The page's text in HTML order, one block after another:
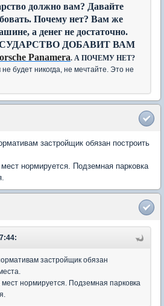
должно вам? Давайте
Почему нет? Вам же
а денег не достаточно.
ДОБАВИТ ВАМ
Panamera. А ПОЧЕМУ НЕТ?
будет никогда, не мечтайте. Это не
застройщик обязан построить
нормируется. Подземная парковка
застройщик обязан
мест нормируется. Подземная парковка